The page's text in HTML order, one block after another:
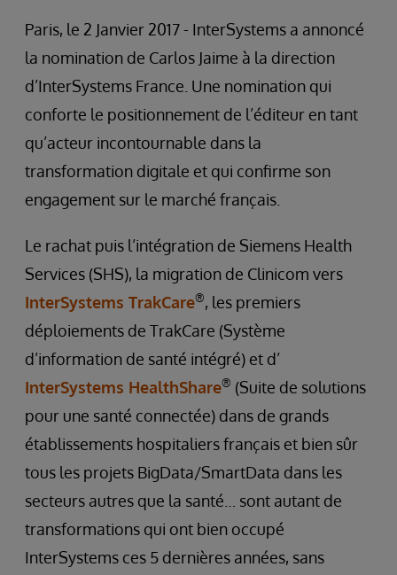
Paris, le 2 Janvier 2017 - InterSystems a annoncé
la nomination de Carlos Jaime à la direction
d’InterSystems France. Une nomination qui
conforte le positionnement de l’éditeur en tant
qu’acteur incontournable dans la
transformation digitale et qui confirme son
engagement sur le marché français.
Le rachat puis l’intégration de Siemens Health
Services (SHS), la migration de Clinicom vers
InterSystems TrakCare®, les premiers
déploiements de TrakCare (Système
d’information de santé intégré) et d’
InterSystems HealthShare® (Suite de solutions
pour une santé connectée) dans de grands
établissements hospitaliers français et bien sûr
tous les projets BigData/SmartData dans les
secteurs autres que la santé… sont autant de
transformations qui ont bien occupé
InterSystems ces 5 dernières années, sans